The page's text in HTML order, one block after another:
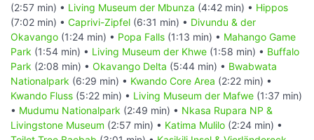
(2:57 min) • Living Museum der Mbunza (4:42 min) • Hippos
(7:02 min) • Caprivi-Zipfel (6:31 min) • Divundu & der
Okavango (1:24 min) • Popa Falls (1:13 min) • Mahango Game
Park (1:54 min) • Living Museum der Khwe (1:58 min) • Buffalo
Park (2:08 min) • Okavango Delta (5:44 min) • Bwabwata
Nationalpark (6:29 min) • Kwando Core Area (2:22 min) •
Kwando Fluss (5:22 min) • Living Museum der Mafwe (1:37 min)
• Mudumu Nationalpark (2:49 min) • Nkasa Rupara NP &
Livingstone Museum (2:57 min) • Katima Mulilo (2:24 min) •